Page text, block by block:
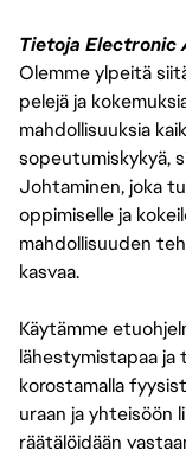
Tietoja Electronic
Olemme ylpeitä
pelejä ja
mahdollisuuksia
sopeutumiskykyä,
Johtaminen, joka
oppimiselle ja
mahdollisuuden
kasvaa.
Käytämme
lähestymistapaa ja
korostamalla
uraan ja yhteisöön
räätälöidään